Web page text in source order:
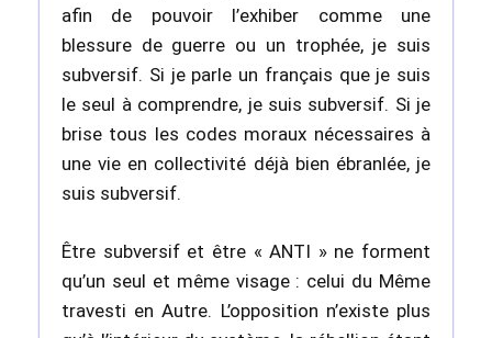
afin de pouvoir l’exhiber comme une
blessure de guerre ou un trophée, je suis
subversif. Si je parle un français que je suis
le seul à comprendre, je suis subversif. Si je
brise tous les codes moraux nécessaires à
une vie en collectivité déjà bien ébranlée, je
suis subversif.
Être subversif et être « ANTI » ne forment
qu’un seul et même visage : celui du Même
travesti en Autre. L’opposition n’existe plus